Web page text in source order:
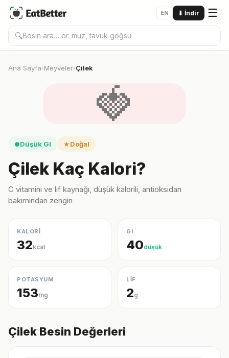
EN ⬇ İndir ☰
🔍
Ana Sayfa›Meyveler›Çilek
🍓
●Düşük GI ★ Doğal
Çilek Kaç Kalori?
C vitamini ve lif kaynağı, düşük kalorili, antioksidan
bakımından zengin
KALORİ
32kcal
GI
40düşük
POTASYUM
153mg
LİF
2g
Çilek Besin Değerleri